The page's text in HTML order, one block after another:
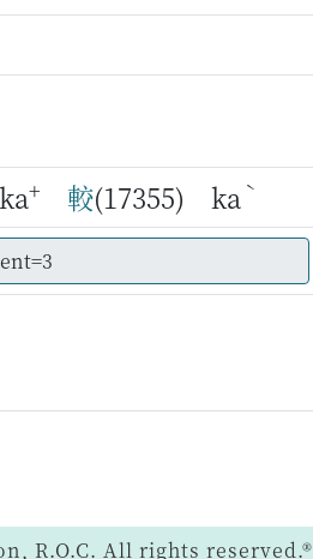
+ 較(17355) ka ˋ
R.O.C. All rights reserved.®